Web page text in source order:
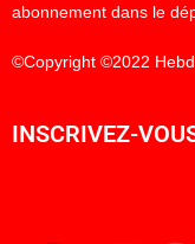
abonnement dans le
©Copyright ©2022
INSCRIVEZ-